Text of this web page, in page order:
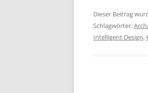
Dieser Beitrag
Schlagwörter:
Intelligent Design,